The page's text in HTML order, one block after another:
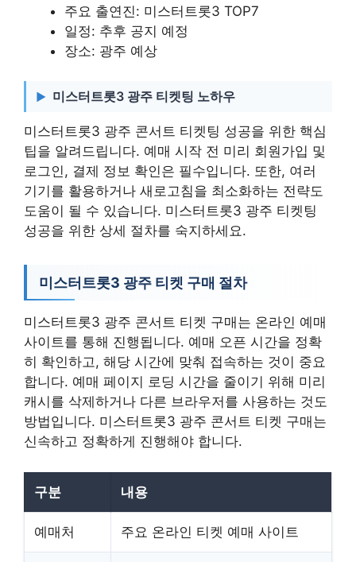
주요 출연진: 미스터트롯3 TOP7
일정: 추후 공지 예정
장소: 광주 예상
미스터트롯3 광주 티켓팅 노하우
미스터트롯3 광주 콘서트 티켓팅 성공을 위한 핵심
팁을 알려드립니다. 예매 시작 전 미리 회원가입 및
로그인, 결제 정보 확인은 필수입니다. 또한, 여러
기기를 활용하거나 새로고침을 최소화하는 전략도
도움이 될 수 있습니다. 미스터트롯3 광주 티켓팅
성공을 위한 상세 절차를 숙지하세요.
미스터트롯3 광주 티켓 구매 절차
미스터트롯3 광주 콘서트 티켓 구매는 온라인 예매
사이트를 통해 진행됩니다. 예매 오픈 시간을 정확
히 확인하고, 해당 시간에 맞춰 접속하는 것이 중요
합니다. 예매 페이지 로딩 시간을 줄이기 위해 미리
캐시를 삭제하거나 다른 브라우저를 사용하는 것도
방법입니다. 미스터트롯3 광주 콘서트 티켓 구매는
신속하고 정확하게 진행해야 합니다.
구분 내용
예매처 주요 온라인 티켓 예매 사이트